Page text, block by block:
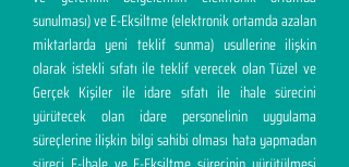
sunulması) ve E-Eksiltme (elektronik ortamda azalan
miktarlarda yeni teklif sunma) usullerine ilişkin
olarak istekli sıfatı ile teklif verecek olan Tüzel ve
Gerçek Kişiler ile idare sıfatı ile ihale sürecini
yürütecek olan idare personelinin uygulama
süreçlerine ilişkin bilgi sahibi olması hata yapmadan